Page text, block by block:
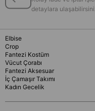
detaylara
Elbise
Crop
Fantezi Kostüm
Vücut Çorabı
Fantezi Aksesuar
İç Çamaşır Takımı
Kadın Gecelik